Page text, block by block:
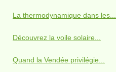
La thermodynamique dans les...
Découvrez la voile solaire...
Quand la Vendée privilégie...